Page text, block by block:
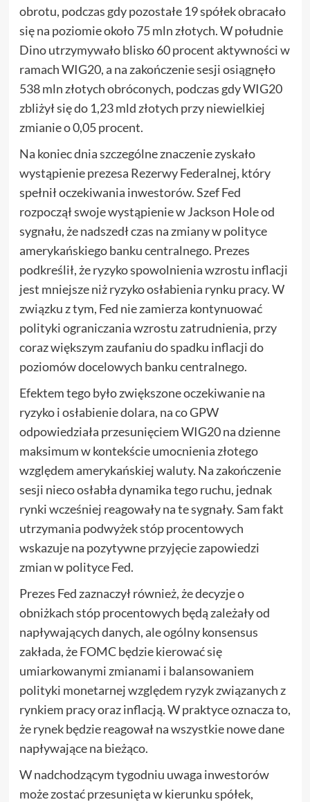
obrotu, podczas gdy pozostałe 19 spółek obracało
się na poziomie około 75 mln złotych. W południe
Dino utrzymywało blisko 60 procent aktywności w
ramach WIG20, a na zakończenie sesji osiągnęło
538 mln złotych obróconych, podczas gdy WIG20
zbliżył się do 1,23 mld złotych przy niewielkiej
zmianie o 0,05 procent.
Na koniec dnia szczególne znaczenie zyskało
wystąpienie prezesa Rezerwy Federalnej, który
spełnił oczekiwania inwestorów. Szef Fed
rozpoczął swoje wystąpienie w Jackson Hole od
sygnału, że nadszedł czas na zmiany w polityce
amerykańskiego banku centralnego. Prezes
podkreślił, że ryzyko spowolnienia wzrostu inflacji
jest mniejsze niż ryzyko osłabienia rynku pracy. W
związku z tym, Fed nie zamierza kontynuować
polityki ograniczania wzrostu zatrudnienia, przy
coraz większym zaufaniu do spadku inflacji do
poziomów docelowych banku centralnego.
Efektem tego było zwiększone oczekiwanie na
ryzyko i osłabienie dolara, na co GPW
odpowiedziała przesunięciem WIG20 na dzienne
maksimum w kontekście umocnienia złotego
względem amerykańskiej waluty. Na zakończenie
sesji nieco osłabła dynamika tego ruchu, jednak
rynki wcześniej reagowały na te sygnały. Sam fakt
utrzymania podwyżek stóp procentowych
wskazuje na pozytywne przyjęcie zapowiedzi
zmian w polityce Fed.
Prezes Fed zaznaczył również, że decyzje o
obniżkach stóp procentowych będą zależały od
napływających danych, ale ogólny konsensus
zakłada, że FOMC będzie kierować się
umiarkowanymi zmianami i balansowaniem
polityki monetarnej względem ryzyk związanych z
rynkiem pracy oraz inflacją. W praktyce oznacza to,
że rynek będzie reagował na wszystkie nowe dane
napływające na bieżąco.
W nadchodzącym tygodniu uwaga inwestorów
może zostać przesunięta w kierunku spółek,